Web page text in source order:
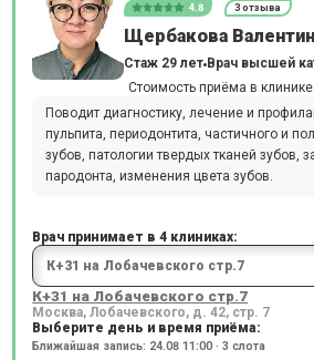
4.8 3 отзыва
Щербакова
Стаж 29 лет Врач высшей
Стоимость приёма в клинике:
Поводит диагностику, лечение и
пульпита, периодонтита, частичного и
зубов, патологии твердых тканей зубов,
пародонта, изменения цвета зубов.
Врач принимает в 4 клиниках:
К+31 на Лобачевского стр.7
Москва, Лобачевского, д. 42, стр. 7
Выберите день и время приёма:
Ближайшая запись: 24.08 11:00 · 3 слота